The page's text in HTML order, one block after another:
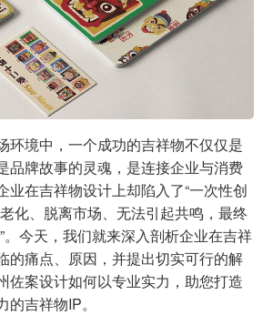
环境中，一个成功的吉祥物不仅仅是
品牌故事的灵魂，是连接企业与消费
业在吉祥物设计上却陷入了“一次性创
化、脱离市场、无法引起共鸣，最终
。今天，我们就来深入剖析企业在吉祥
的痛点、原因，并提出切实可行的解
佐案设计如何以专业实力，助您打造
吉祥物IP。